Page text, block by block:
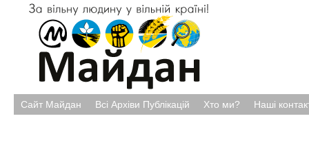
Сайт Майдан Всі Архіви Публікацій Хто ми? Наші